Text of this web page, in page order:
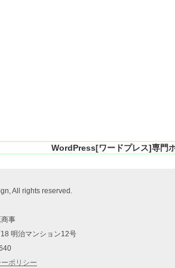
WordPress[ワードプレス]専門ホーム
All rights reserved.
事
明治マンション12号
ポリシー